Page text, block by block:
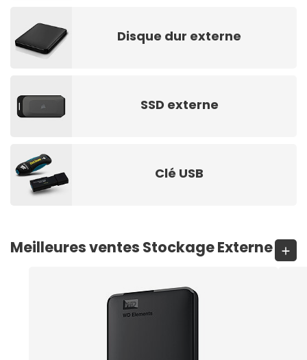
Disque dur externe
SSD externe
Clé USB
Meilleures ventes Stockage Externe